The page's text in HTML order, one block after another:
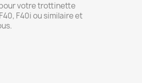
votre trottinette
F40i ou similaire et